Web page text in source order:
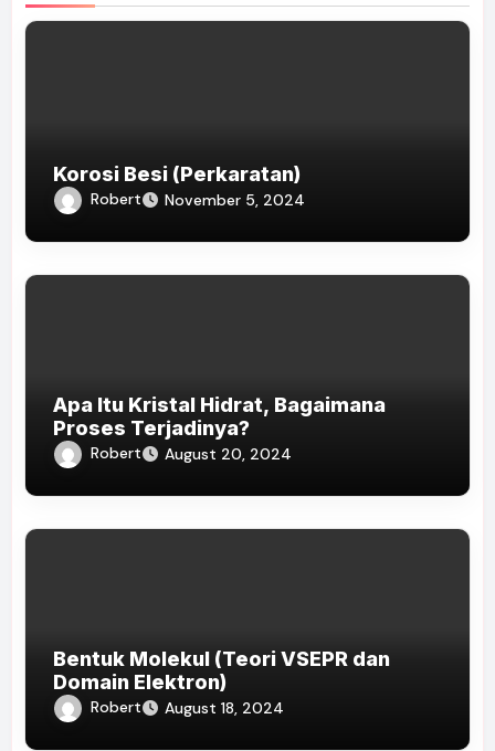
Korosi Besi (Perkaratan)
Robert November 5, 2024
Apa Itu Kristal Hidrat, Bagaimana
Proses Terjadinya?
Robert August 20, 2024
Bentuk Molekul (Teori VSEPR dan
Domain Elektron)
Robert August 18, 2024